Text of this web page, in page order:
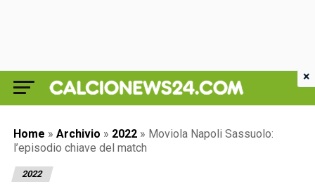
Home » Archivio » 2022 » Moviola Napoli Sassuolo:
l’episodio chiave del match
2022
×